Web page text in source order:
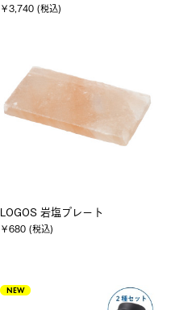
￥3,740 (税込)
LOGOS 岩塩プレート
￥680 (税込)
NEW